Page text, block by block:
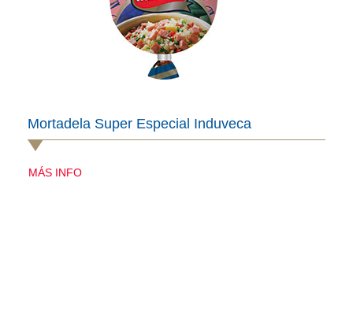
Mortadela Super Especial Induveca
MÁS INFO